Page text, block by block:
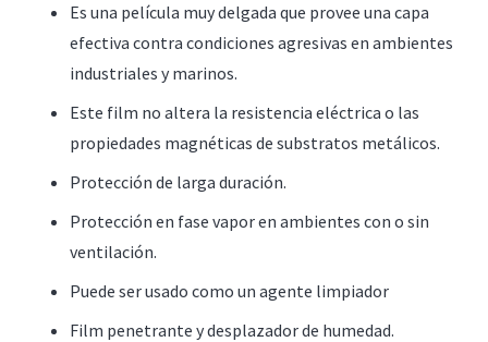
Es una película muy delgada que provee una capa
efectiva contra condiciones agresivas en ambientes
industriales y marinos.
Este film no altera la resistencia eléctrica o las
propiedades magnéticas de substratos metálicos.
Protección de larga duración.
Protección en fase vapor en ambientes con o sin
ventilación.
Puede ser usado como un agente limpiador
Film penetrante y desplazador de humedad.